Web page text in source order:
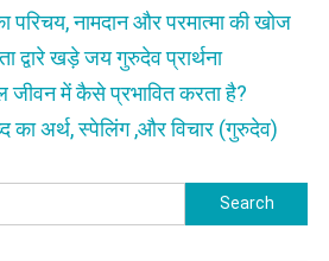
नामदान और परमात्मा की खोज
द्वारे खड़े जय गुरुदेव प्रार्थना
जीवन में कैसे प्रभावित करता है?
अर्थ, स्पेलिंग ,और विचार (गुरुदेव)
Search
for: